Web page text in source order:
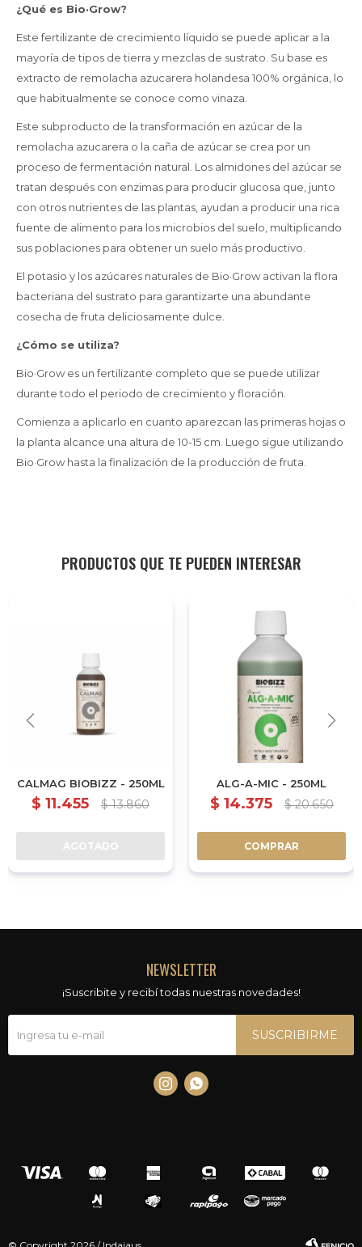
¿Qué es Bio·Grow?
Este fertilizante de crecimiento líquido se puede aplicar a la
mayoría de tipos de tierra y mezclas de sustrato. Su base es
extracto de remolacha azucarera holandesa 100% orgánica, lo
que habitualmente se conoce como vinaza.
Este subproducto de la transformación en azúcar de la
remolacha azucarera o la caña de azúcar se crea por un
proceso de fermentación natural. Los almidones del azúcar se
tratan después con enzimas para producir glucosa que, junto
con otros nutrientes de las plantas, ayudan a producir una rica
fuente de alimento para los microbios del suelo, multiplicando
sus poblaciones para obtener un suelo más productivo.
El potasio y los azúcares naturales de Bio·Grow activan la flora
bacteriana del sustrato para garantizarte una abundante
cosecha de fruta deliciosamente dulce.
¿Cómo se utiliza?
Bio·Grow es un fertilizante completo que se puede utilizar
durante todo el periodo de crecimiento y floración.
Comienza a aplicarlo en cuanto aparezcan las primeras hojas o
la planta alcance una altura de 10-15 cm. Luego sigue utilizando
Bio·Grow hasta la finalización de la producción de fruta.
PRODUCTOS QUE TE PUEDEN INTERESAR
CALMAG BIOBIZZ - 250ML
$ 11.455 $ 13.860
AGOTADO
ALG-A-MIC - 250ML
$ 14.375 $ 20.650
COMPRAR
NEWSLETTER
¡Suscribite y recibí todas nuestras novedades!
SUSCRIBIRME
 